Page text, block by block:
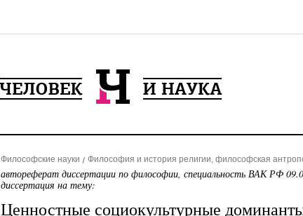
Философские науки Философия и история религии, философская
автореферат диссертации по философии, специальность ВАК РФ
диссертация на тему:
Ценностные социокультурные